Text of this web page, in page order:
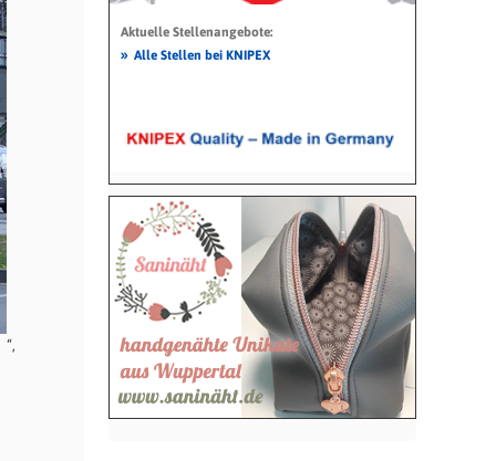
“,
Aktuelle Stellenangebote:
» Alle Stellen bei KNIPEX